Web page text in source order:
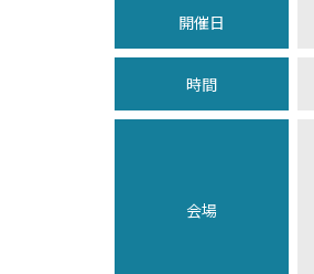
開催日
時間
会場